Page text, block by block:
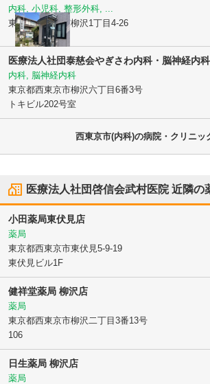
内科, 小児科, 整形外科, ...
東京都西東京市柳沢1丁目4-26
医療法人社団泰慈会やぎさわ内科・脳神経内科
内科, 脳神経内科
東京都西東京市柳沢六丁目6番3号
トキビル202号室
西東京市(内科)の病院・クリニッ
医療法人社団啓信会武村医院近隣の
小田薬局東伏見店
薬局
東京都西東京市東伏見5-9-19
東伏見ビル1F
健祥堂薬局 柳沢店
薬局
東京都西東京市柳沢二丁目3番13号
106
日生薬局 柳沢店
薬局